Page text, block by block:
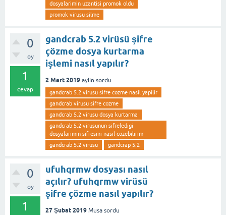
dosyalarimin uzantisi promok oldu
promok virusu silme
0
oy
1
cevap
gandcrab 5.2 virüsü şifre
çözme dosya kurtarma
işlemi nasıl yapılır?
2 Mart 2019 aylin sordu
gandcrab 5.2 virusu sifre cozme nasil yapilir
gandcrab virusu sifre cozme
gandcrab 5.2 virusu dosya kurtarma
gandcrab 5.2 virusunun sifreledigi
dosyalarimin sifresini nasil cozebilirim
gandcrab 5.2 virusu
gandcrap 5.2
0
oy
1
ufuhqrmw dosyası nasıl
açılır? ufuhqrmw virüsü
şifre çözme nasıl yapılır?
27 Şubat 2019 Musa sordu